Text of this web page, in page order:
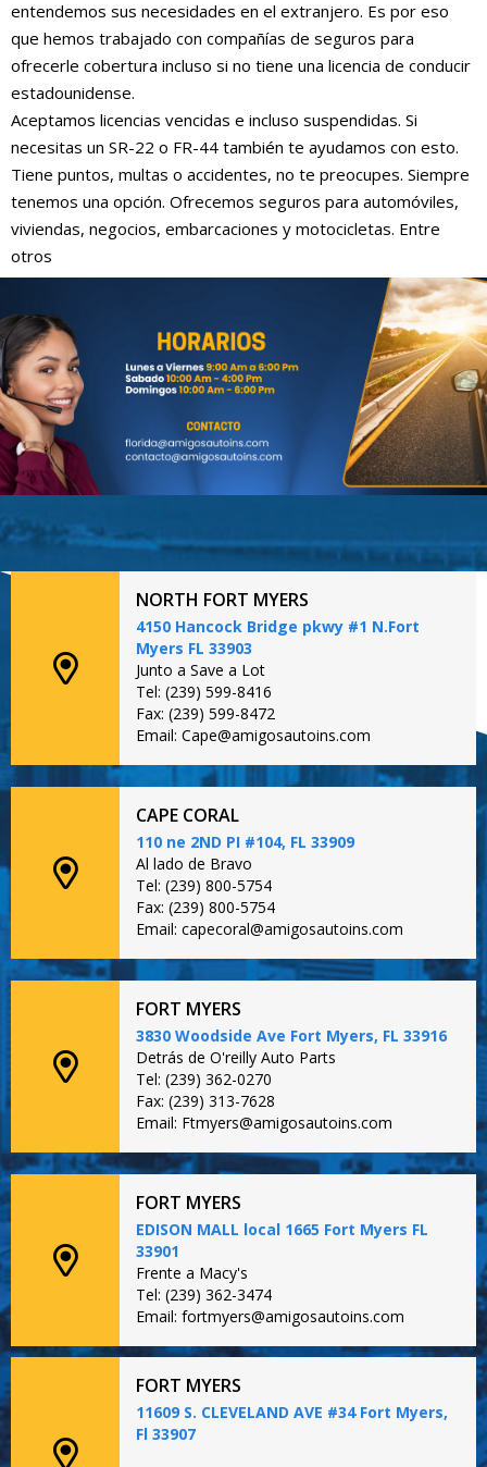
entendemos sus necesidades en el extranjero. Es por eso
que hemos trabajado con compañías de seguros para
ofrecerle cobertura incluso si no tiene una licencia de conducir
estadounidense.
Aceptamos licencias vencidas e incluso suspendidas. Si
necesitas un SR-22 o FR-44 también te ayudamos con esto.
Tiene puntos, multas o accidentes, no te preocupes. Siempre
tenemos una opción. Ofrecemos seguros para automóviles,
viviendas, negocios, embarcaciones y motocicletas. Entre
otros
NORTH FORT MYERS
4150 Hancock Bridge pkwy #1 N.Fort
Myers FL 33903
Junto a Save a Lot
Tel: (239) 599-8416
Fax: (239) 599-8472
Email: Cape@amigosautoins.com
CAPE CORAL
110 ne 2ND PI #104, FL 33909
Al lado de Bravo
Tel: (239) 800-5754
Fax: (239) 800-5754
Email: capecoral@amigosautoins.com
FORT MYERS
3830 Woodside Ave Fort Myers, FL 33916
Detrás de O'reilly Auto Parts
Tel: (239) 362-0270
Fax: (239) 313-7628
Email: Ftmyers@amigosautoins.com
FORT MYERS
EDISON MALL local 1665 Fort Myers FL
33901
Frente a Macy's
Tel: (239) 362-3474
Email: fortmyers@amigosautoins.com
FORT MYERS
11609 S. CLEVELAND AVE #34 Fort Myers,
Fl 33907